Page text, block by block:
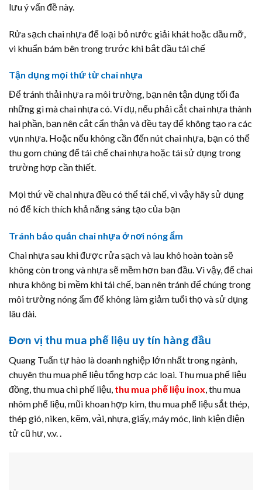
lưu ý vấn đề này.
Rửa sạch chai nhựa để loại bỏ nước giải khát hoặc dầu mỡ,
vi khuẩn bám bên trong trước khi bắt đầu tái chế
Tận dụng mọi thứ từ chai nhựa
Để tránh thải nhựa ra môi trường, bạn nên tận dụng tối đa
những gì mà chai nhựa có. Ví dụ, nếu phải cắt chai nhựa thành
hai phần, bạn nên cắt cẩn thận và đều tay để không tạo ra các
vụn nhựa. Hoặc nếu không cần đến nút chai nhựa, bạn có thể
thu gom chúng để tái chế chai nhựa hoặc tái sử dụng trong
trường hợp cần thiết.
Mọi thứ về chai nhựa đều có thể tái chế, vì vậy hãy sử dụng
nó để kích thích khả năng sáng tạo của bạn
Tránh bảo quản chai nhựa ở nơi nóng ẩm
Chai nhựa sau khi được rửa sạch và lau khô hoàn toàn sẽ
không còn trong và nhựa sẽ mềm hơn ban đầu. Vì vậy, để chai
nhựa không bị mềm khi tái chế, bạn nên tránh để chúng trong
môi trường nóng ẩm để không làm giảm tuổi thọ và sử dụng
lâu dài.
Đơn vị thu mua phế liệu uy tín hàng đầu
Quang Tuấn tự hào là doanh nghiệp lớn nhất trong ngành,
chuyên thu mua phế liệu tổng hợp các loại. Thu mua phế liệu
đồng, thu mua chì phế liệu, thu mua phế liệu inox, thu mua
nhôm phế liệu, mũi khoan hợp kim, thu mua phế liệu sắt thép,
thép gió, niken, kẽm, vải, nhựa, giấy, máy móc, linh kiện điện
tử cũ hư, v.v. .